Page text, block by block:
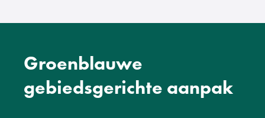
Groenblauwe
gebiedsgerichte aanpak